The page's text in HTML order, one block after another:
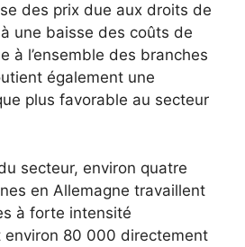
des prix due aux droits de
une baisse des coûts de
à l’ensemble des branches
également une
plus favorable au secteur
secteur, environ quatre
en Allemagne travaillent
à forte intensité
environ 80 000 directement